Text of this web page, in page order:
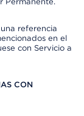
referencia
en el
con Servicio a
CON